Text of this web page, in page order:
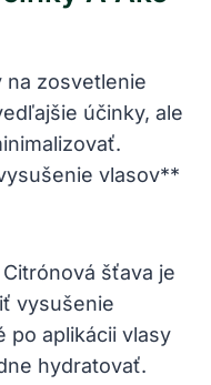
na zosvetlenie
účinky, ale
vlasov**
šťava je
vysušenie
po aplikácii vlasy
hydratovať.